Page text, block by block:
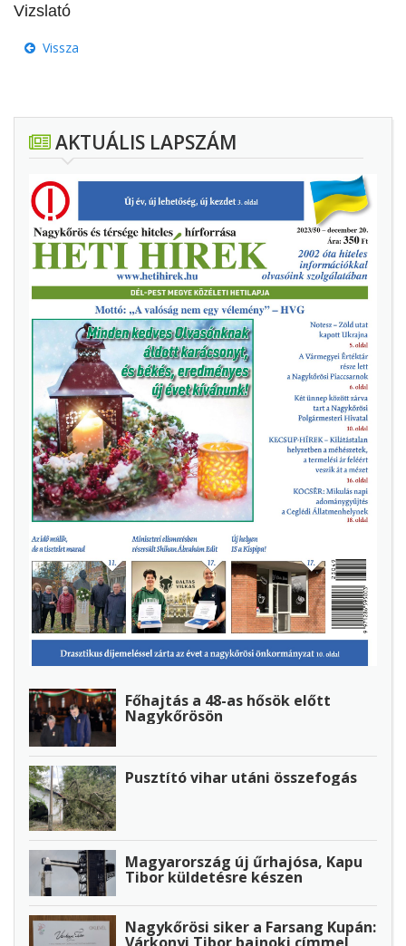
Vizslató
Vissza
AKTUÁLIS LAPSZÁM
Főhajtás a 48-as hősök előtt
Nagykőrösön
Pusztító vihar utáni összefogás
Magyarország új űrhajósa, Kapu
Tibor küldetésre készen
Nagykőrösi siker a Farsang Kupán:
Várkonyi Tibor bajnoki címmel